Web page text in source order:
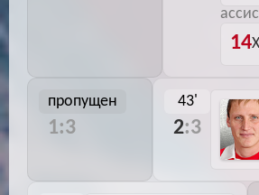
14
пропущен
1:3
43'
2:3